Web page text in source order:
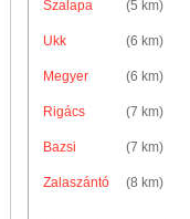
Szalapa (5 km)
Ukk (6 km)
Megyer (6 km)
Rigács (7 km)
Bazsi (7 km)
Zalaszántó (8 km)